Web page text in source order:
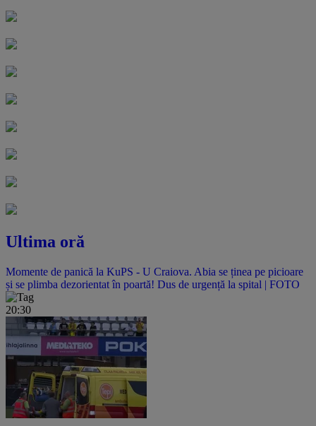
Ultima oră
Momente de panică la KuPS - U Craiova. Abia se ținea pe picioare
și se plimba dezorientat în poartă! Dus de urgență la spital | FOTO
20:30